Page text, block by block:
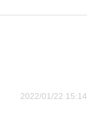
2022/01/22 15:14